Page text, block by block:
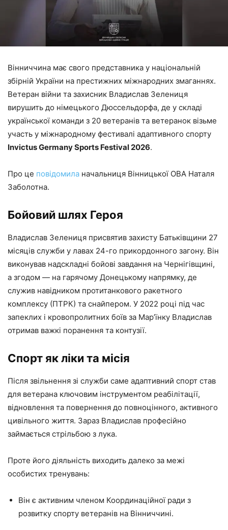
Вінниччина має свого представника у національній
збірній України на престижних міжнародних змаганнях.
Ветеран війни та захисник Владислав Зелениця
вирушить до німецького Дюссельдорфа, де у складі
української команди з 20 ветеранів та ветеранок візьме
участь у міжнародному фестивалі адаптивного спорту
Invictus Germany Sports Festival 2026.
Про це повідомила начальниця Вінницької ОВА Наталя
Заболотна.
Бойовий шлях Героя
Владислав Зелениця присвятив захисту Батьківщини 27
місяців служби у лавах 24-го прикордонного загону. Він
виконував надскладні бойові завдання на Чернігівщині,
а згодом — на гарячому Донецькому напрямку, де
служив навідником протитанкового ракетного
комплексу (ПТРК) та снайпером. У 2022 році під час
запеклих і кровопролитних боїв за Мар’їнку Владислав
отримав важкі поранення та контузії.
Спорт як ліки та місія
Після звільнення зі служби саме адаптивний спорт став
для ветерана ключовим інструментом реабілітації,
відновлення та повернення до повноцінного, активного
цивільного життя. Зараз Владислав професійно
займається стрільбою з лука.
Проте його діяльність виходить далеко за межі
особистих тренувань:
Він є активним членом Координаційної ради з
розвитку спорту ветеранів на Вінниччині.